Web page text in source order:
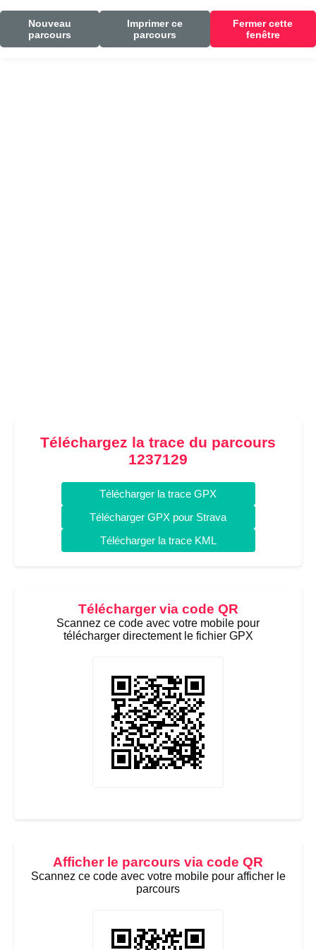
Nouveau
parcours
Imprimer ce
parcours
Fermer cette
fenêtre
Téléchargez la trace du parcours
1237129
Télécharger la trace GPX
Télécharger GPX pour Strava
Télécharger la trace KML
Télécharger via code QR
Scannez ce code avec votre mobile pour
télécharger directement le fichier GPX
Afficher le parcours via code QR
Scannez ce code avec votre mobile pour afficher le
parcours